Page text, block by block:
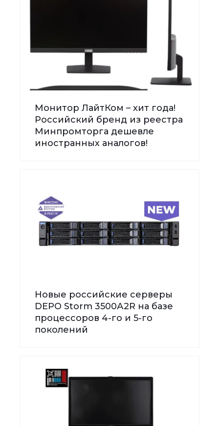
Монитор ЛайтКом – хит года!
Российский бренд из реестра
Минпромторга дешевле
иностранных аналогов!
Новые российские серверы
DEPO Storm 3500А2R на базе
процессоров 4-го и 5-го
поколений